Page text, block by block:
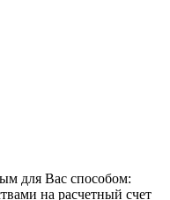
для Вас способом:
на расчетный счет